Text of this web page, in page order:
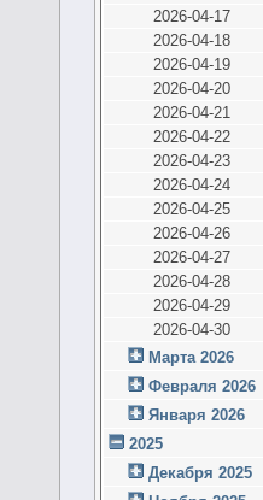
2026-04-17
2026-04-18
2026-04-19
2026-04-20
2026-04-21
2026-04-22
2026-04-23
2026-04-24
2026-04-25
2026-04-26
2026-04-27
2026-04-28
2026-04-29
2026-04-30
Марта 2026
Февраля 2026
Января 2026
2025
Декабря 2025